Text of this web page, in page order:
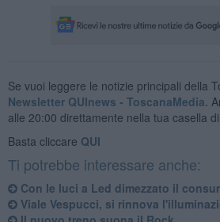
Se vuoi leggere le notizie principali della
Newsletter QUInews - ToscanaMedia.
alle 20:00 direttamente nella tua casella di
Basta cliccare QUI
Ti potrebbe interessare anche:
Con le luci a Led dimezzato il
Viale Vespucci, si rinnova